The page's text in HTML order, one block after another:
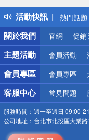
活動快訊
得獎公告
熱門話題
銀行優惠
偏遠地
詐騙網
關於我們
官網 促銷
主題活動 會員活動
會員專區 會員專區
客服中心 常見問題
服務時間： 週一至週日 09:00-
公司地址： 台北市北投區大業